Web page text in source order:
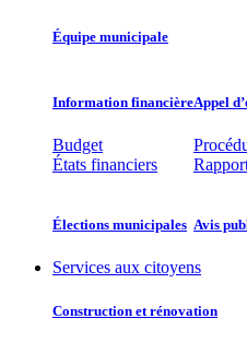
Équipe municipale​
Information financière​
Budget
États financiers
Élections municipales​​
Appel
Avis
Services aux citoyens
Construction et rénovation